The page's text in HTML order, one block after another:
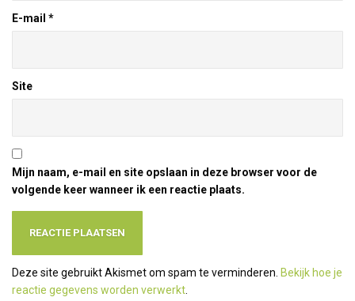
E-mail *
Site
Mijn naam, e-mail en site opslaan in deze browser voor de
volgende keer wanneer ik een reactie plaats.
Deze site gebruikt Akismet om spam te verminderen. Bekijk hoe je
reactie gegevens worden verwerkt